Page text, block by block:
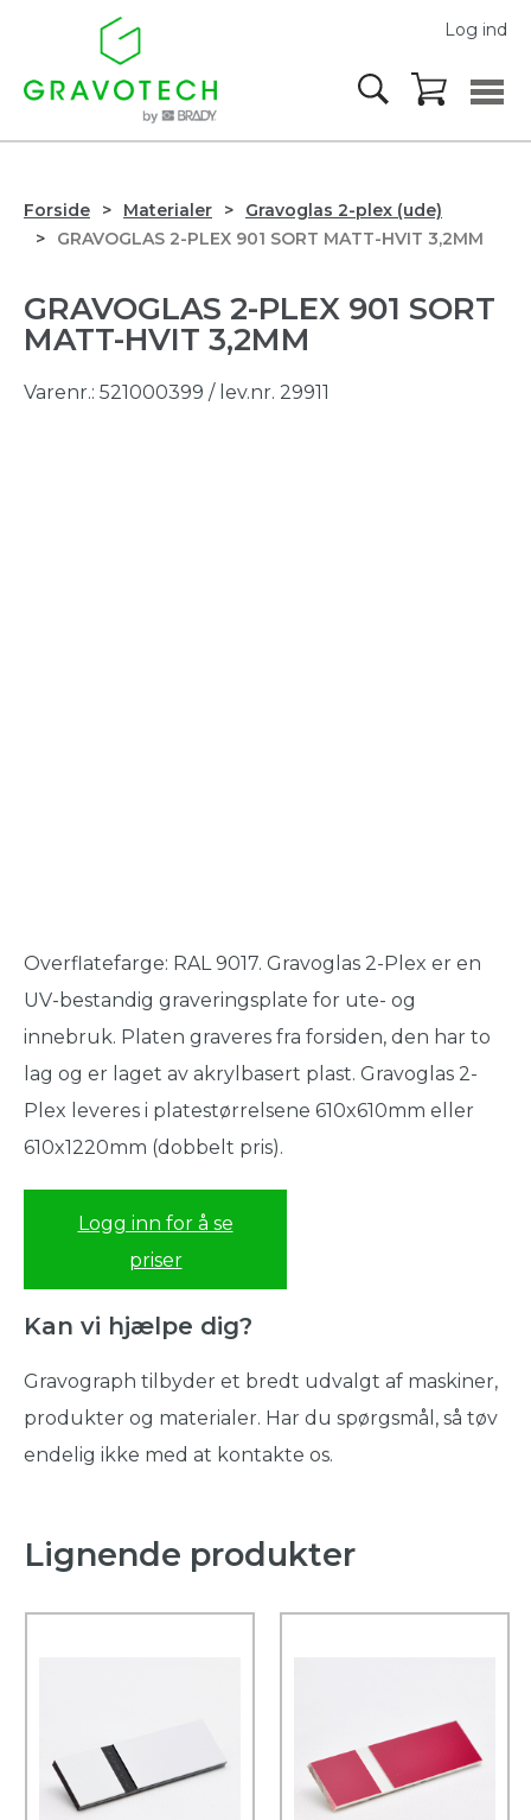
Log ind
Forside Materialer
Gravoglas 2-plex (ude)
GRAVOGLAS 2-PLEX 901 SORT MATT-HVIT 3,2MM
GRAVOGLAS 2-PLEX 901 SORT
MATT-HVIT 3,2MM
Varenr.: 521000399 / lev.nr. 29911
Overflatefarge: RAL 9017. Gravoglas 2-Plex er en
UV-bestandig graveringsplate for ute- og
innebruk. Platen graveres fra forsiden, den har to
lag og er laget av akrylbasert plast. Gravoglas 2-
Plex leveres i platestørrelsene 610x610mm eller
610x1220mm (dobbelt pris).
Logg inn for å se
priser
Kan vi hjælpe dig?
Gravograph tilbyder et bredt udvalgt af maskiner,
produkter og materialer. Har du spørgsmål, så tøv
endelig ikke med at kontakte os.
Lignende produkter